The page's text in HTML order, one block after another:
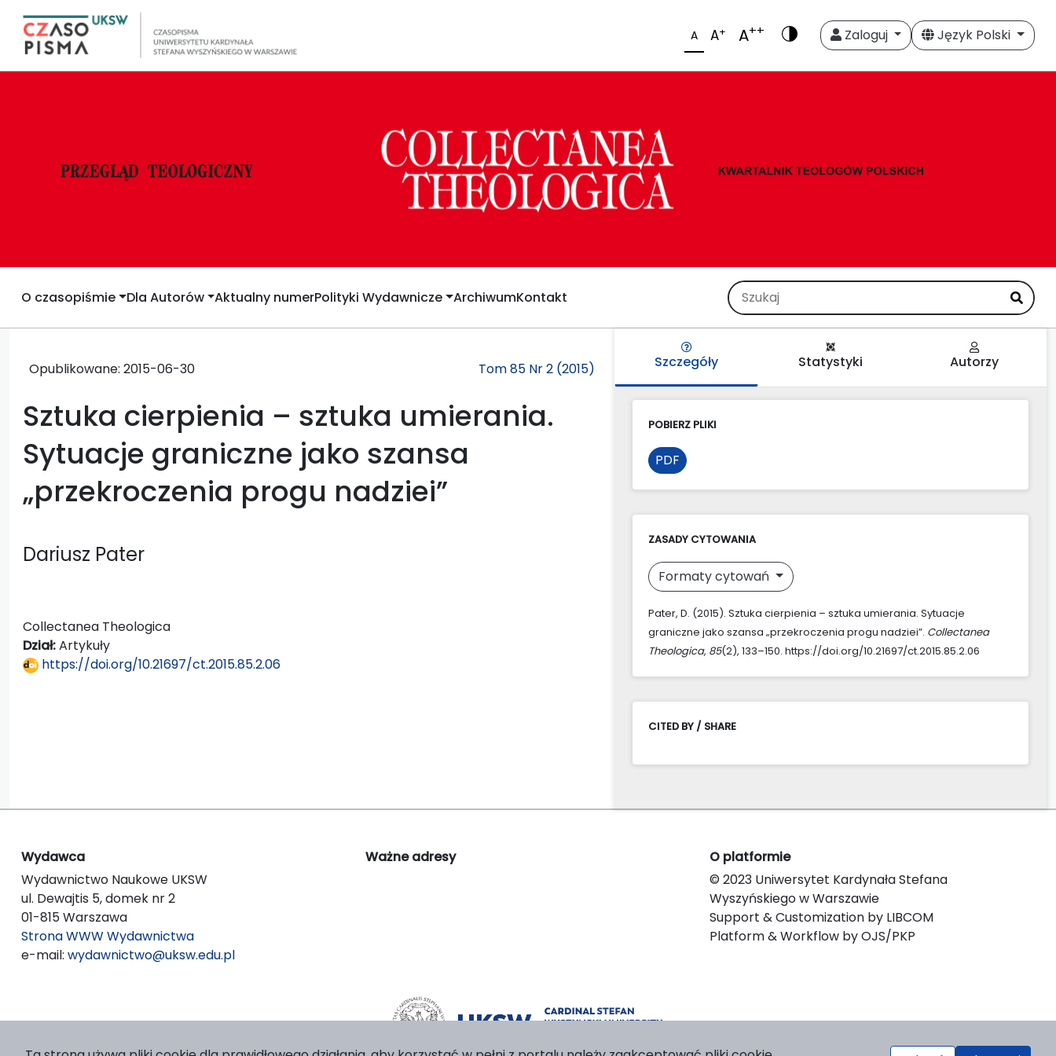
A A+ A++ Zaloguj Język Polski
O czasopiśmie Dla Autorów Aktualny numerPolityki Wydawnicze ArchiwumKontakt
Opublikowane: 2015-06-30 Tom 85 Nr 2 (2015)
Sztuka cierpienia – sztuka umierania.
Sytuacje graniczne jako szansa
„przekroczenia progu nadziei”
Dariusz Pater
Collectanea Theologica
Dział:Artykuły
https://doi.org/10.21697/ct.2015.85.2.06
Szczegóły Statystyki Autorzy
POBIERZ PLIKI
PDF
ZASADY CYTOWANIA
Formaty cytowań
Pater, D. (2015). Sztuka cierpienia – sztuka umierania. Sytuacje
graniczne jako szansa „przekroczenia progu nadziei”. Collectanea
Theologica, 85(2), 133–150. https://doi.org/10.21697/ct.2015.85.2.06
CITED BY / SHARE
Wydawca
Wydawnictwo Naukowe UKSW
ul. Dewajtis 5, domek nr 2
01-815 Warszawa
Strona WWW Wydawnictwa
e-mail: wydawnictwo@uksw.edu.pl
Ważne adresy
O platformie
© 2023 Uniwersytet Kardynała Stefana
Wyszyńskiego w Warszawie
Support & Customization by LIBCOM
Platform & Workflow by OJS/PKP